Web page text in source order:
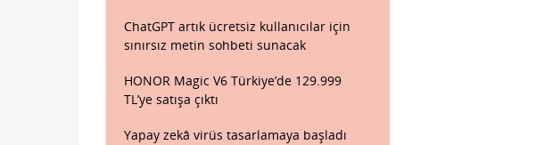
ChatGPT artık ücretsiz kullanıcılar için
sınırsız metin sohbeti sunacak
HONOR Magic V6 Türkiye’de 129.999
TL’ye satışa çıktı
Yapay zekâ virüs tasarlamaya başladı